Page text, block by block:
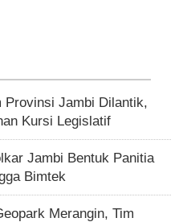
Provinsi Jambi Dilantik,
Kursi Legislatif
Jambi Bentuk Panitia
Bimtek
Merangin, Tim